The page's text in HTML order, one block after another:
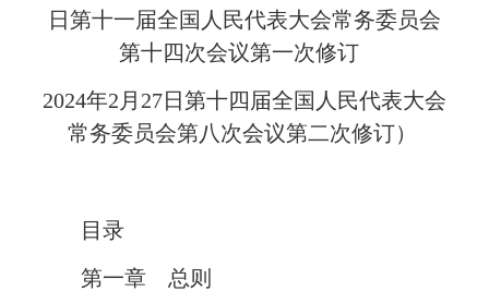
日第十一届全国人民代表大会常务委员会
第十四次会议第一次修订
2024年2月27日第十四届全国人民代表大会
常务委员会第八次会议第二次修订）
目录
第一章 总则